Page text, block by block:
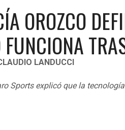
OROZCO
LANDUCCI
Sports explicó que la